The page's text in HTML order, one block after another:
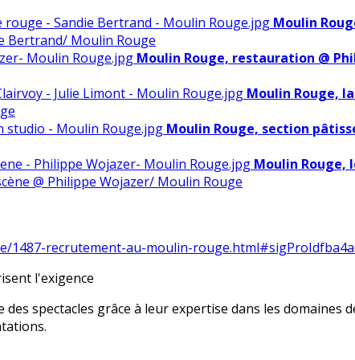
Moulin
Bertrand/ Moulin Rouge
Moulin Rouge, restauration @
Moulin Rouge,
Moulin Rouge, section
Moulin Rouge,
@ Philippe Wojazer/ Moulin Rouge
recrutement-au-moulin-
l'exigence
spectacles grâce à leur expertise dans les domaines